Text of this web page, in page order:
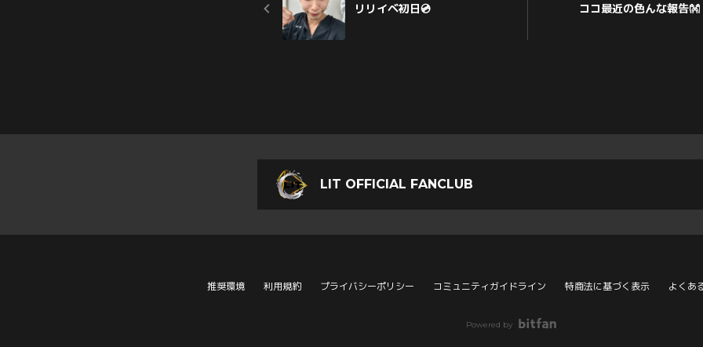
リリイベ初日💿 ココ最近の色んな報告👐
LIT OFFICIAL FANCLUB
推奨環境 利用規約 プライバシーポリシー コミュニティガイドライン 特商法に基づく表示 よくあ
Powered by